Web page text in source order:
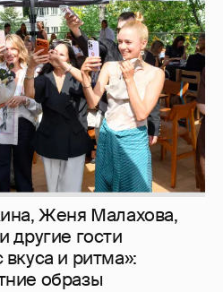
Женя Малахова,
другие гости
и ритма»:
образы